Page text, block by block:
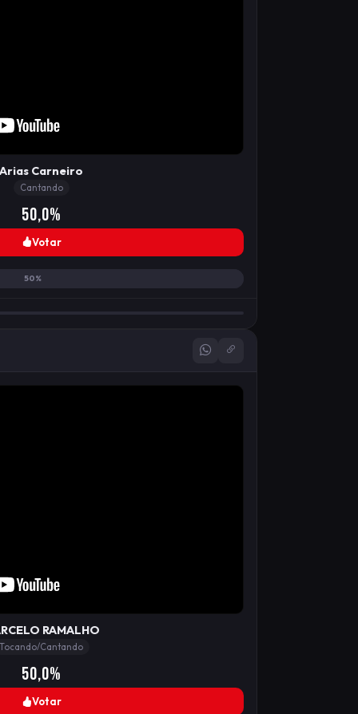
Arias Carneiro
Cantando
50,0%
Votar
50%
RAMALHO
Tocando/Cantando
50,0%
Votar